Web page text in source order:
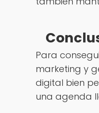
Para
marketing y
digital bien
una agenda